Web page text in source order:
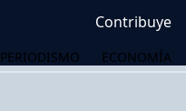
Contribuye
PERIODISMO ECONOMÍA